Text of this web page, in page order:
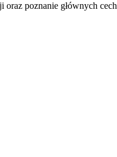
poznanie głównych cech